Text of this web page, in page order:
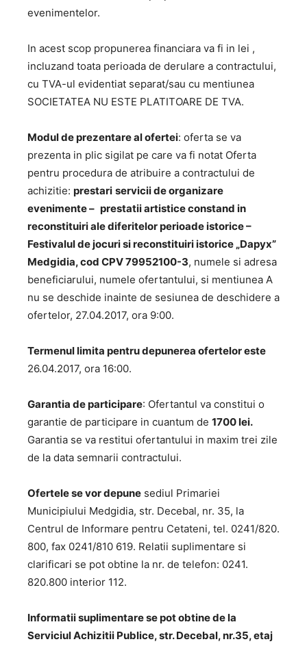
evenimentelor.
In acest scop propunerea financiara va fi in lei ,
incluzand toata perioada de derulare a contractului,
cu TVA-ul evidentiat separat/sau cu mentiunea
SOCIETATEA NU ESTE PLATITOARE DE TVA.
Modul de prezentare al ofertei: oferta se va
prezenta in plic sigilat pe care va fi notat Oferta
pentru procedura de atribuire a contractului de
achizitie: prestari servicii de organizare
evenimente – prestatii artistice constand in
reconstituiri ale diferitelor perioade istorice –
Festivalul de jocuri si reconstituiri istorice „Dapyx”
Medgidia, cod CPV 79952100-3, numele si adresa
beneficiarului, numele ofertantului, si mentiunea A
nu se deschide inainte de sesiunea de deschidere a
ofertelor, 27.04.2017, ora 9:00.
Termenul limita pentru depunerea ofertelor este
26.04.2017, ora 16:00.
Garantia de participare: Ofertantul va constitui o
garantie de participare in cuantum de 1700 lei.
Garantia se va restitui ofertantului in maxim trei zile
de la data semnarii contractului.
Ofertele se vor depune sediul Primariei
Municipiului Medgidia, str. Decebal, nr. 35, la
Centrul de Informare pentru Cetateni, tel. 0241/820.
800, fax 0241/810 619. Relatii suplimentare si
clarificari se pot obtine la nr. de telefon: 0241.
820.800 interior 112.
Informatii suplimentare se pot obtine de la
Serviciul Achizitii Publice, str. Decebal, nr.35, etaj